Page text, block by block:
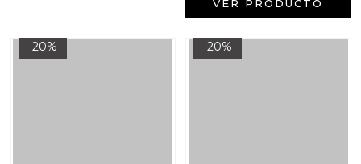
VER PRODUCTO
-20% -20%